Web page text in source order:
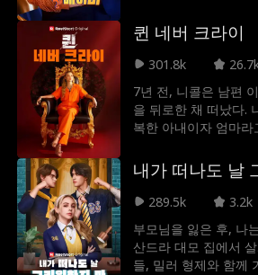
사랑스러운 딸 릴리가
던 딸이라는 걸 모르는
퀸 네버 크라이
301.8k
7년 전, 니콜은 남편
을 뒤로한 채 떠났다.
복한 아내이자 엄마라
에 보내고 딸을 빼앗
진짜 모습을 알게 된
돌아와 자신의 딸을
내가 떠나도 날
289.5k
3.2k
부모님을 잃은 후, 나
산드라 대모 집에서
들, 밀러 형제와 함께